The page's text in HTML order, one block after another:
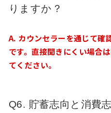
りますか？
A. カウンセラーを通じて確
です。直接聞きにくい場合
てください。
Q6. 貯蓄志向と消費